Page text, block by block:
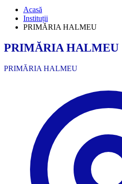
Acasă
Instituții
PRIMĂRIA HALMEU
PRIMĂRIA HALMEU
PRIMĂRIA HALMEU